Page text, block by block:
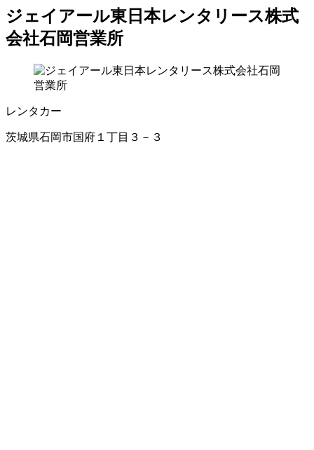
ジェイアール東日本レンタリース株式
会社石岡営業所
レンタカー
茨城県石岡市国府１丁目３－３